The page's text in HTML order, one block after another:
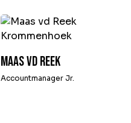
Maas vd Reek
Accountmanager Jr.